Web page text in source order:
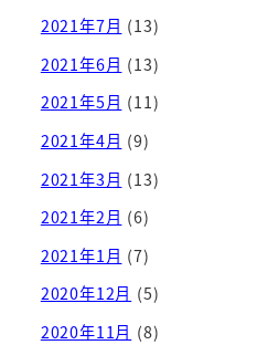
2021年7月 (13)
2021年6月 (13)
2021年5月 (11)
2021年4月 (9)
2021年3月 (13)
2021年2月 (6)
2021年1月 (7)
2020年12月 (5)
2020年11月 (8)